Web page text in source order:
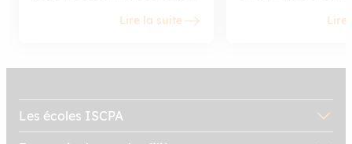
la grand-messe du 20 heures sur TF1
et FRANCE 2 ? Depuis le 29 juin 1949
modèles éditoriaux ont été
dépoussiérés et il est aujourd’hui
possible de suivre l’actu autrement
que depuis son canapé à heure fixe
Lire la suite
des reportages surLire
Les écoles ISCPA